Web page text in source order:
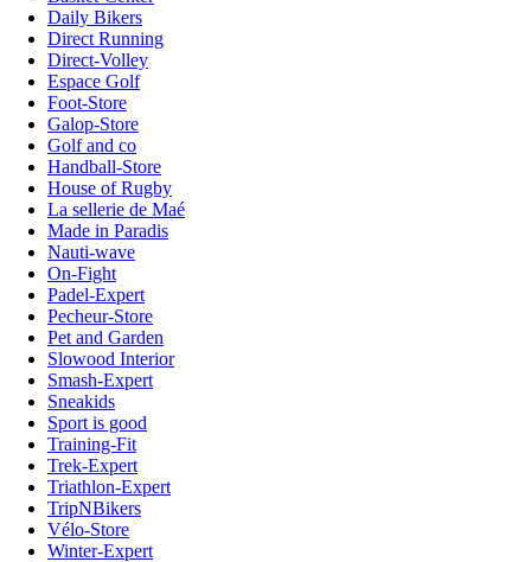
Daily Bikers
Direct Running
Direct-Volley
Espace Golf
Foot-Store
Galop-Store
Golf and co
Handball-Store
House of Rugby
La sellerie de Maé
Made in Paradis
Nauti-wave
On-Fight
Padel-Expert
Pecheur-Store
Pet and Garden
Slowood Interior
Smash-Expert
Sneakids
Sport is good
Training-Fit
Trek-Expert
Triathlon-Expert
TripNBikers
Vélo-Store
Winter-Expert